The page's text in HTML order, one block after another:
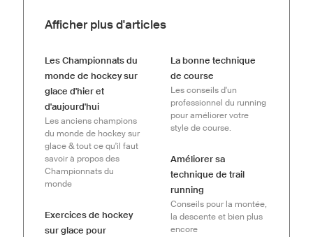
Afficher plus d'articles
Les Championnats du
monde de hockey sur
glace d'hier et
d'aujourd'hui
Les anciens champions
du monde de hockey sur
glace & tout ce qu'il faut
savoir à propos des
Championnats du
monde
Exercices de hockey
sur glace pour
La bonne technique
de course
Les conseils d'un
professionnel du running
pour améliorer votre
style de course.
Améliorer sa
technique de trail
running
Conseils pour la montée,
la descente et bien plus
encore